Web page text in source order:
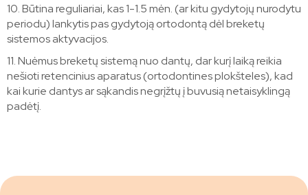
10. Būtina reguliariai, kas 1-1.5 mėn. (ar kitu gydytojų nurodytu
periodu) lankytis pas gydytoją ortodontą dėl breketų
sistemos aktyvacijos.
11. Nuėmus breketų sistemą nuo dantų, dar kurį laiką reikia
nešioti retencinius aparatus (ortodontines plokšteles), kad
kai kurie dantys ar sąkandis negrįžtų į buvusią netaisyklingą
padėtį.